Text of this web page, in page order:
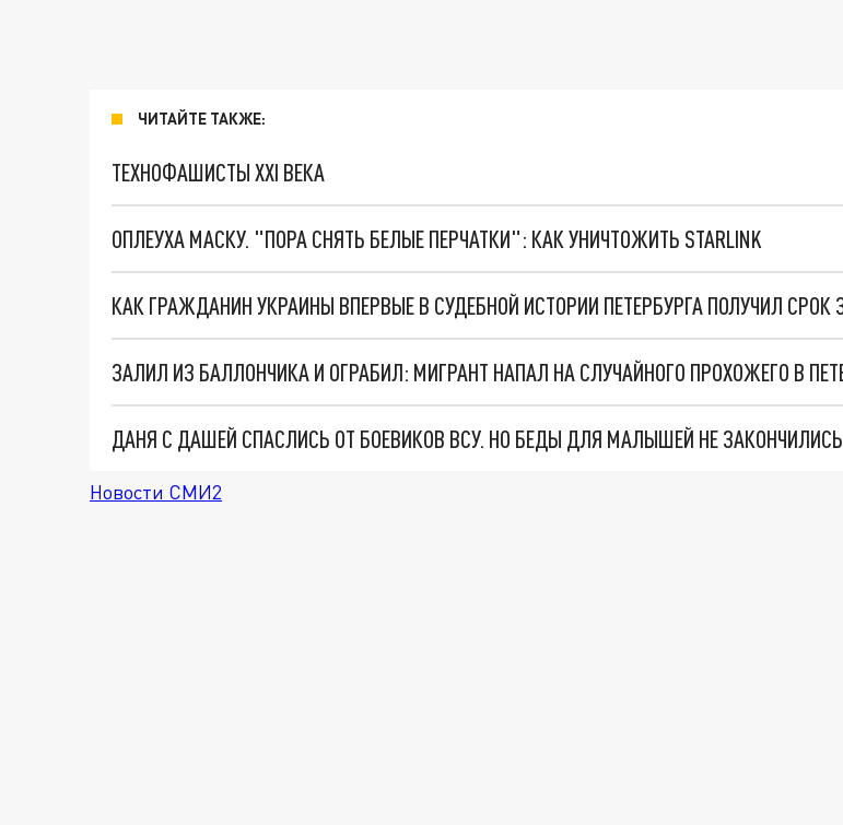
ЧИТАЙТЕ ТАКЖЕ:
ТЕХНОФАШИСТЫ XXI ВЕКА
ОПЛЕУХА МАСКУ. "ПОРА СНЯТЬ БЕЛЫЕ ПЕРЧАТКИ": КАК УНИЧТОЖИТЬ STARLINK
ДАНЯ С ДАШЕЙ СПАСЛИСЬ ОТ БОЕВИКОВ ВСУ. НО БЕДЫ ДЛЯ МАЛЫШЕЙ НЕ ЗАКОНЧИЛИСЬ
Новости СМИ2